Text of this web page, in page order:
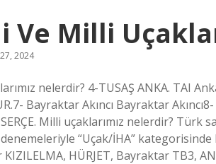
Ve Milli
2024
nelerdir? 4-TUSAŞ ANKA. TAI
Bayraktar Akıncı Bayraktar
SERÇE. Milli uçaklarımız nelerdir?
“Uçak/İHA”
HÜRJET, Bayraktar TB3,